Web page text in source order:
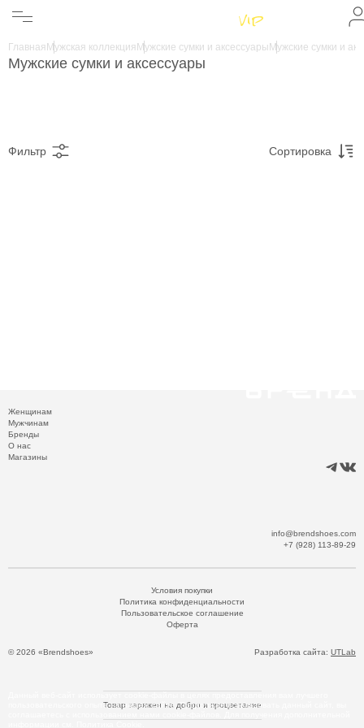
Бренды
Информация
Главная Мужская коллекция Мужские сумки и аксессуары Мужские сумки и
Мужские сумки и аксессуары
Фильтр Сортировка
Женщинам
Мужчинам
Бренды
О нас
Магазины
info@brendshoes.com
+7 (928) 113-89-29
© 2026 «Brendshoes»
Условия покупки
Политика конфиденциальности
Пользовательское соглашение
Оферта
Разработка сайта: UTLab
Товар заряжен на добро и процветание
пользовательского опыта на нашем сайте. Продолжая использовать данный сайт, вы